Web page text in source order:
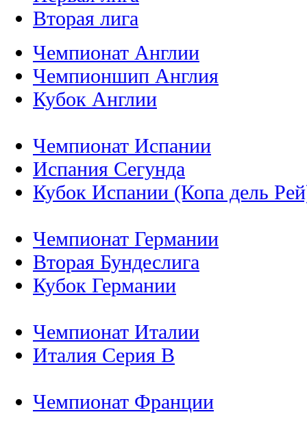
Вторая лига
Чемпионат Англии
Чемпионшип Англия
Кубок Англии
Чемпионат Испании
Испания Сегунда
Кубок Испании (Копа дель
Чемпионат Германии
Вторая Бундеслига
Кубок Германии
Чемпионат Италии
Италия Серия B
Чемпионат Франции